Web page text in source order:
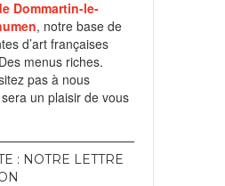
Dommartin-le-
, notre base de
d’art françaises
menus riches.
pas à nous
un plaisir de vous
: NOTRE LETTRE